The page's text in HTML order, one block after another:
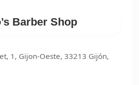
Barber Shop
1, Gijon-Oeste, 33213 Gijón,